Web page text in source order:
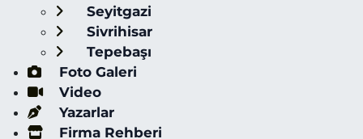
Seyitgazi
Sivrihisar
Tepebaşı
Foto Galeri
Video
Yazarlar
Firma Rehberi